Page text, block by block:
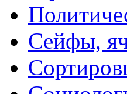
Сейфы,